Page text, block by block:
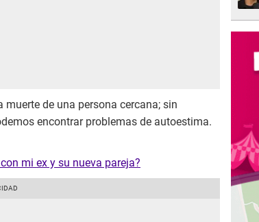
de una persona cercana; sin
encontrar problemas de autoestima.
mi ex y su nueva pareja?